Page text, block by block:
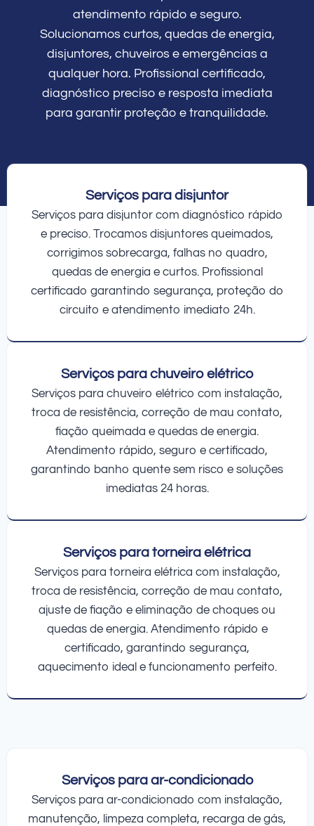
atendimento rápido e seguro.
Solucionamos curtos, quedas de energia,
disjuntores, chuveiros e emergências a
qualquer hora. Profissional certificado,
diagnóstico preciso e resposta imediata
para garantir proteção e tranquilidade.
Serviços para disjuntor
Serviços para disjuntor com diagnóstico rápido
e preciso. Trocamos disjuntores queimados,
corrigimos sobrecarga, falhas no quadro,
quedas de energia e curtos. Profissional
certificado garantindo segurança, proteção do
circuito e atendimento imediato 24h.
Serviços para chuveiro elétrico
Serviços para chuveiro elétrico com instalação,
troca de resistência, correção de mau contato,
fiação queimada e quedas de energia.
Atendimento rápido, seguro e certificado,
garantindo banho quente sem risco e soluções
imediatas 24 horas.
Serviços para torneira elétrica
Serviços para torneira elétrica com instalação,
troca de resistência, correção de mau contato,
ajuste de fiação e eliminação de choques ou
quedas de energia. Atendimento rápido e
certificado, garantindo segurança,
aquecimento ideal e funcionamento perfeito.
Serviços para ar-condicionado
Serviços para ar-condicionado com instalação,
manutenção, limpeza completa, recarga de gás,